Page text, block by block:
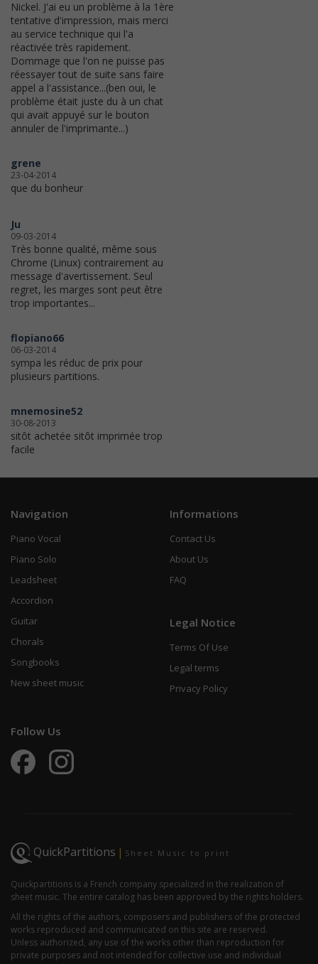
Nickel. J'ai eu un problème à la 1ère
tentative d'impression, mais merci
au service technique qui l'a
réactivée très rapidement.
Dommage que l'on ne puisse pas
réessayer tout de suite sans faire
appel a l'assistance...(ben oui, le
problème était juste du à un chat
qui avait appuyé sur le bouton
annuler de l'imprimante...)
grene
23-04-2014
que du bonheur
Ju
09-03-2014
Très bonne qualité, même sous
Chrome (Linux) contrairement au
message d'avertissement. Seul
regret, les marges sont peut être
trop importantes...
flopiano66
06-03-2014
sympa les réduc de prix pour
plusieurs partitions.
mnemosine52
30-08-2013
sitôt achetée sitôt imprimée trop
facile
Navigation
Piano Vocal
Piano Solo
Leadsheet
Accordion
Guitar
Chorals
Songbooks
New sheet music
Informations
Contact Us
About Us
FAQ
Legal Notice
Terms Of Use
Legal terms
Privacy Policy
Follow Us
QuickPartitions | Sheet Music to print
Quickpartitions is a French company specialized in the realization of
sheet music. The entire catalog has been approved by the rights holders.
All the rights of the authors, composers and publishers of the protected
works reproduced and communicated on this site are reserved.
Unless authorized, any use of the works other than reproduction for
private purposes and not intended for collective use and individual